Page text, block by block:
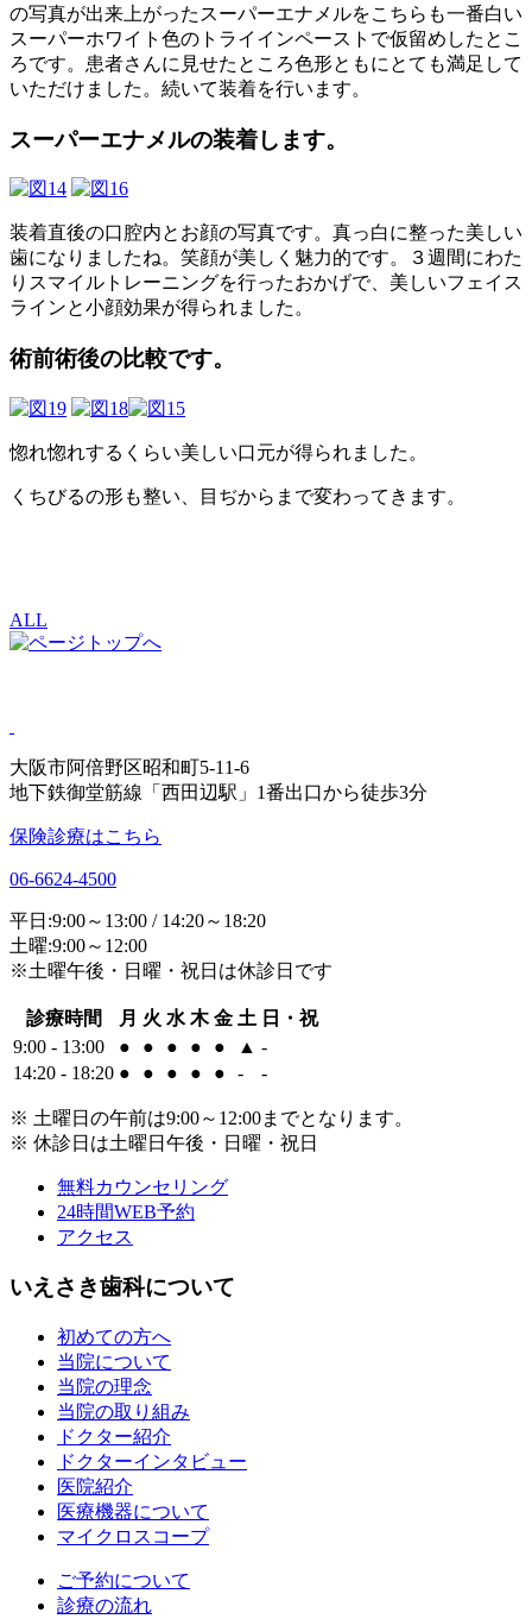
の写真が出来上がったスーパーエナメルをこちらも一番白い
スーパーホワイト色のトライインペーストで仮留めしたとこ
ろです。患者さんに見せたところ色形ともにとても満足して
いただけました。続いて装着を行います。
スーパーエナメルの装着します。
装着直後の口腔内とお顔の写真です。真っ白に整った美しい
歯になりましたね。笑顔が美しく魅力的です。３週間にわた
りスマイルトレーニングを行ったおかげで、美しいフェイス
ラインと小顔効果が得られました。
術前術後の比較です。
惚れ惚れするくらい美しい口元が得られました。
くちびるの形も整い、目ぢからまで変わってきます。
ALL
大阪市阿倍野区昭和町5-11-6
地下鉄御堂筋線「西田辺駅」1番出口から徒歩3分
保険診療はこちら
06-6624-4500
平日:9:00～13:00 / 14:20～18:20
土曜:9:00～12:00
※土曜午後・日曜・祝日は休診日です
診療時間 月 火 水 木 金 土 日・祝
9:00 - 13:00
● ● ● ● ● ▲ -
14:20 - 18:20 ● ● ● ● ● - -
※ 土曜日の午前は9:00～12:00までとなります。
※ 休診日は土曜日午後・日曜・祝日
無料カウンセリング
24時間WEB予約
アクセス
いえさき歯科について
初めての方へ
当院について
当院の理念
当院の取り組み
ドクター紹介
ドクターインタビュー
医院紹介
医療機器について
マイクロスコープ
ご予約について
診療の流れ